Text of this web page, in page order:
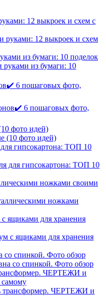
12 выкроек и схем с
из бумаги: 10 поделок
6 пошаговых фото,
фото идей)
гипсокартона: ТОП 10
ножками своими
ящиками для хранения
со спинкой. Фото обзор
ЧЕРТЕЖИ и
самому